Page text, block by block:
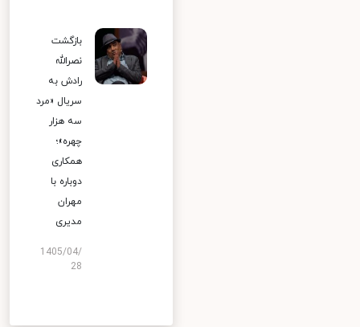
بازگشت
نصرالله
رادش به
سریال «مرد
سه هزار
چهره»؛
همکاری
دوباره با
مهران
مدیری
1405/04/
28